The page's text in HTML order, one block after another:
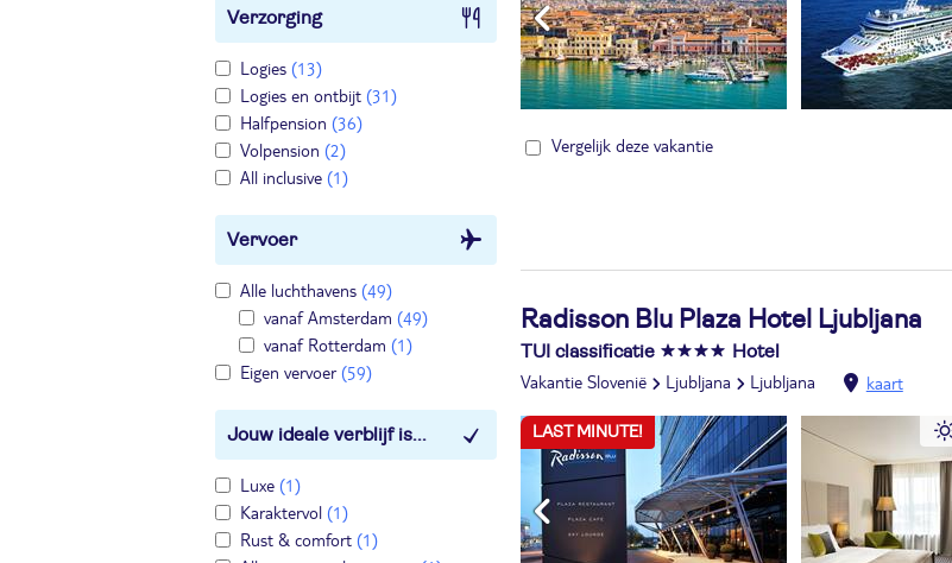
Verzorging
Logies (13)
Logies en ontbijt (31)
Halfpension (36)
Volpension (2)
All inclusive (1)
Vervoer
Alle luchthavens (49)
vanaf Amsterdam (49)
vanaf Rotterdam (1)
Eigen vervoer(59)
Jouw ideale verblijf is...
Luxe (1)
Karaktervol (1)
Rust & comfort (1)
Vergelijk deze vakantie
Radisson Blu Plaza Hotel Ljubljana
TUI classificatie Hotel
Vakantie Slovenië Ljubljana Ljubljana kaart
LAST MINUTE!